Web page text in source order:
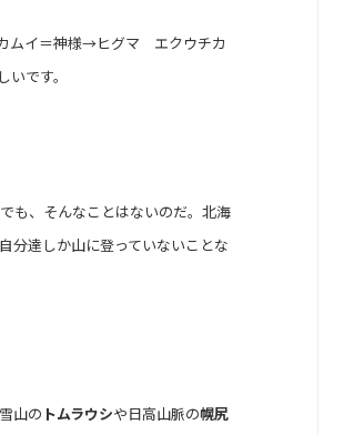
カムイ＝神様→ヒグマ エクウチカ
です。
も、そんなことはないのだ。北海
分達しか山に登っていないことな
山の トムラウシや日高山脈の幌尻